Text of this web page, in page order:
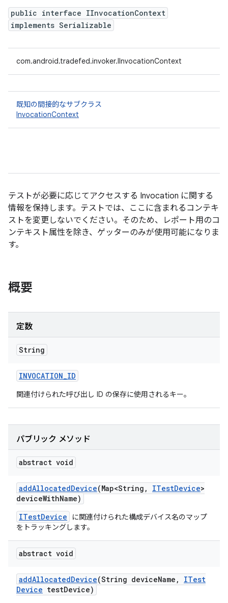
public interface IInvocationContext
implements Serializable
com.android.tradefed.invoker.IInvocationContext
既知の間接的なサブクラス
InvocationContext
テストが必要に応じてアクセスする Invocation に関する
情報を保持します。テストでは、ここに含まれるコンテキ
ストを変更しないでください。そのため、レポート用のコ
ンテキスト属性を除き、ゲッターのみが使用可能になりま
す。
概要
定数
String
INVOCATION_ID
関連付けられた呼び出し ID の保存に使用されるキー。
パブリック メソッド
abstract void
addAllocatedDevice(Map<String , ITestDevice>
deviceWithName)
ITestDevice
に関連付けられた構成デバイス名のマップ
をトラッキングします。
abstract void
addAllocatedDevice(String deviceName ,
ITest
Device testDevice)